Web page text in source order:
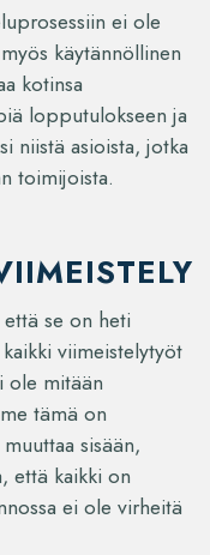
ei ole
käytännöllinen
kotinsa
lopputulokseen ja
niistä asioista, jotka
toimijoista.
se on heti
viimeistelytyöt
ole mitään
tämä on
sisään,
että kaikki on
ei ole virheitä